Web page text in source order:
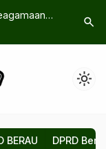
Geger
Autopsi
search
light_mode
BERAU DPRD